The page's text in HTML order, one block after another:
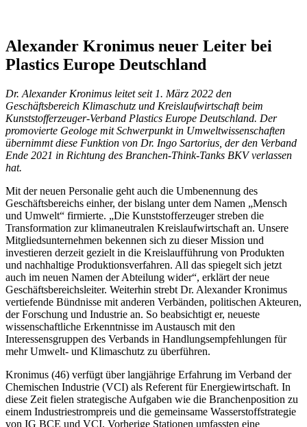
Alexander Kronimus neuer Leiter bei
Plastics Europe Deutschland
Dr. Alexander Kronimus leitet seit 1. März 2022 den
Geschäftsbereich Klimaschutz und Kreislaufwirtschaft beim
Kunststofferzeuger-Verband Plastics Europe Deutschland. Der
promovierte Geologe mit Schwerpunkt in Umweltwissenschaften
übernimmt diese Funktion von Dr. Ingo Sartorius, der den Verband
Ende 2021 in Richtung des Branchen-Think-Tanks BKV verlassen
hat.
Mit der neuen Personalie geht auch die Umbenennung des
Geschäftsbereichs einher, der bislang unter dem Namen „Mensch
und Umwelt“ firmierte. „Die Kunststofferzeuger streben die
Transformation zur klimaneutralen Kreislaufwirtschaft an. Unsere
Mitgliedsunternehmen bekennen sich zu dieser Mission und
investieren derzeit gezielt in die Kreislaufführung von Produkten
und nachhaltige Produktionsverfahren. All das spiegelt sich jetzt
auch im neuen Namen der Abteilung wider“, erklärt der neue
Geschäftsbereichsleiter. Weiterhin strebt Dr. Alexander Kronimus
vertiefende Bündnisse mit anderen Verbänden, politischen Akteuren,
der Forschung und Industrie an. So beabsichtigt er, neueste
wissenschaftliche Erkenntnisse im Austausch mit den
Interessensgruppen des Verbands in Handlungsempfehlungen für
mehr Umwelt- und Klimaschutz zu überführen.
Kronimus (46) verfügt über langjährige Erfahrung im Verband der
Chemischen Industrie (VCI) als Referent für Energiewirtschaft. In
diese Zeit fielen strategische Aufgaben wie die Branchenposition zu
einem Industriestrompreis und die gemeinsame Wasserstoffstrategie
von IG BCE und VCI. Vorherige Stationen umfassten eine